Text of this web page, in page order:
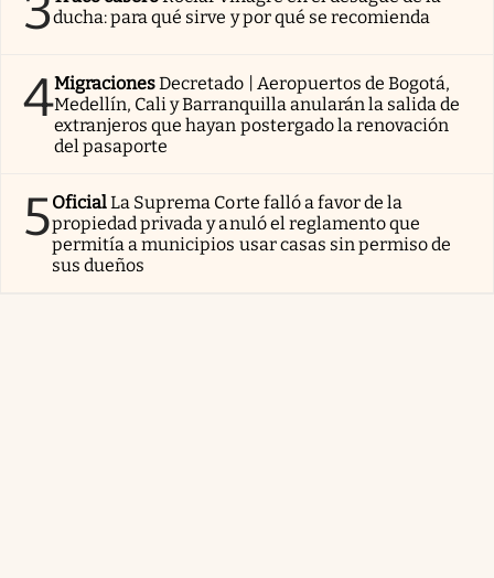
ducha: para qué sirve y por qué se recomienda
4MigracionesDecretado | Aeropuertos de Bogotá,
Medellín, Cali y Barranquilla anularán la salida de
extranjeros que hayan postergado la renovación
del pasaporte
5OficialLa Suprema Corte falló a favor de la
propiedad privada y anuló el reglamento que
permitía a municipios usar casas sin permiso de
sus dueños